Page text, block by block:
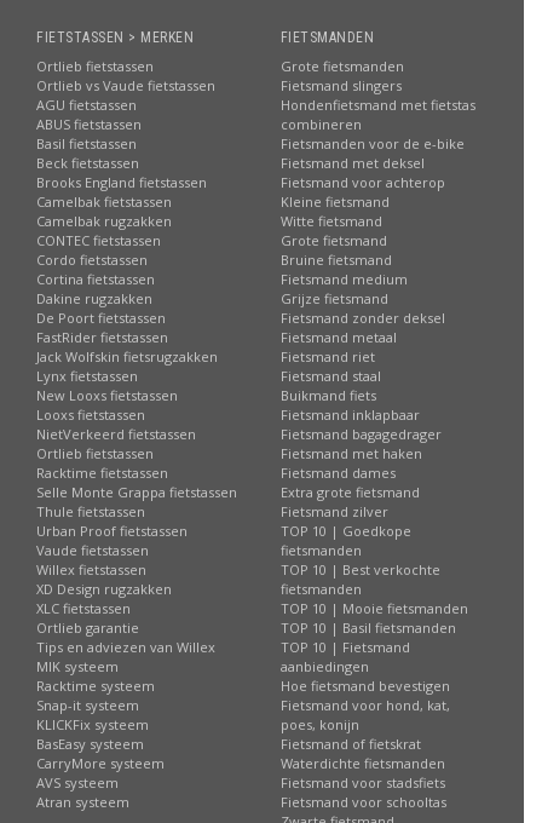
FIETSTASSEN > MERKEN
Ortlieb fietstassen
Ortlieb vs Vaude fietstassen
AGU fietstassen
ABUS fietstassen
Basil fietstassen
Beck fietstassen
Brooks England fietstassen
Camelbak fietstassen
Camelbak rugzakken
CONTEC fietstassen
Cordo fietstassen
Cortina fietstassen
Dakine rugzakken
De Poort fietstassen
FastRider fietstassen
Jack Wolfskin fietsrugzakken
Lynx fietstassen
New Looxs fietstassen
Looxs fietstassen
NietVerkeerd fietstassen
Ortlieb fietstassen
Racktime fietstassen
Selle Monte Grappa fietstassen
Thule fietstassen
Urban Proof fietstassen
Vaude fietstassen
Willex fietstassen
XD Design rugzakken
XLC fietstassen
Ortlieb garantie
Tips en adviezen van Willex
MIK systeem
Racktime systeem
Snap-it systeem
KLICKFix systeem
BasEasy systeem
CarryMore systeem
AVS systeem
Atran systeem
FIETSMANDEN
Grote fietsmanden
Fietsmand slingers
Hondenfietsmand met fietstas
combineren
Fietsmanden voor de e-bike
Fietsmand met deksel
Fietsmand voor achterop
Kleine fietsmand
Witte fietsmand
Grote fietsmand
Bruine fietsmand
Fietsmand medium
Grijze fietsmand
Fietsmand zonder deksel
Fietsmand metaal
Fietsmand riet
Fietsmand staal
Buikmand fiets
Fietsmand inklapbaar
Fietsmand bagagedrager
Fietsmand met haken
Fietsmand dames
Extra grote fietsmand
Fietsmand zilver
TOP 10 | Goedkope
fietsmanden
TOP 10 | Best verkochte
fietsmanden
TOP 10 | Mooie fietsmanden
TOP 10 | Basil fietsmanden
TOP 10 | Fietsmand
aanbiedingen
Hoe fietsmand bevestigen
Fietsmand voor hond, kat,
poes, konijn
Fietsmand of fietskrat
Waterdichte fietsmanden
Fietsmand voor stadsfiets
Fietsmand voor schooltas